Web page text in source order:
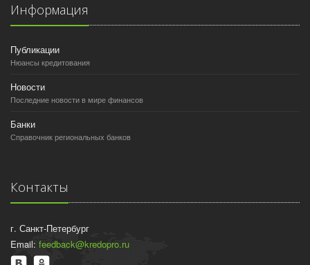
Информация
Публикации
Нюансы кредитования
Новости
Последние новости в мире финансов
Банки
Справочник региональных банков
Контакты
г. Санкт-Петербург
Email: feedback@kredopro.ru